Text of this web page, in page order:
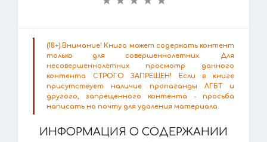
(18+) Внимание! Книга может содержать контент
только для совершеннолетних. Для
несовершеннолетних просмотр данного
контента СТРОГО ЗАПРЕЩЕН! Если в книге
присутствует наличие пропаганды ЛГБТ и
другого, запрещенного контента - просьба
написать на почту для удаления материала.
ИНФОРМАЦИЯ О СОДЕРЖАНИИ